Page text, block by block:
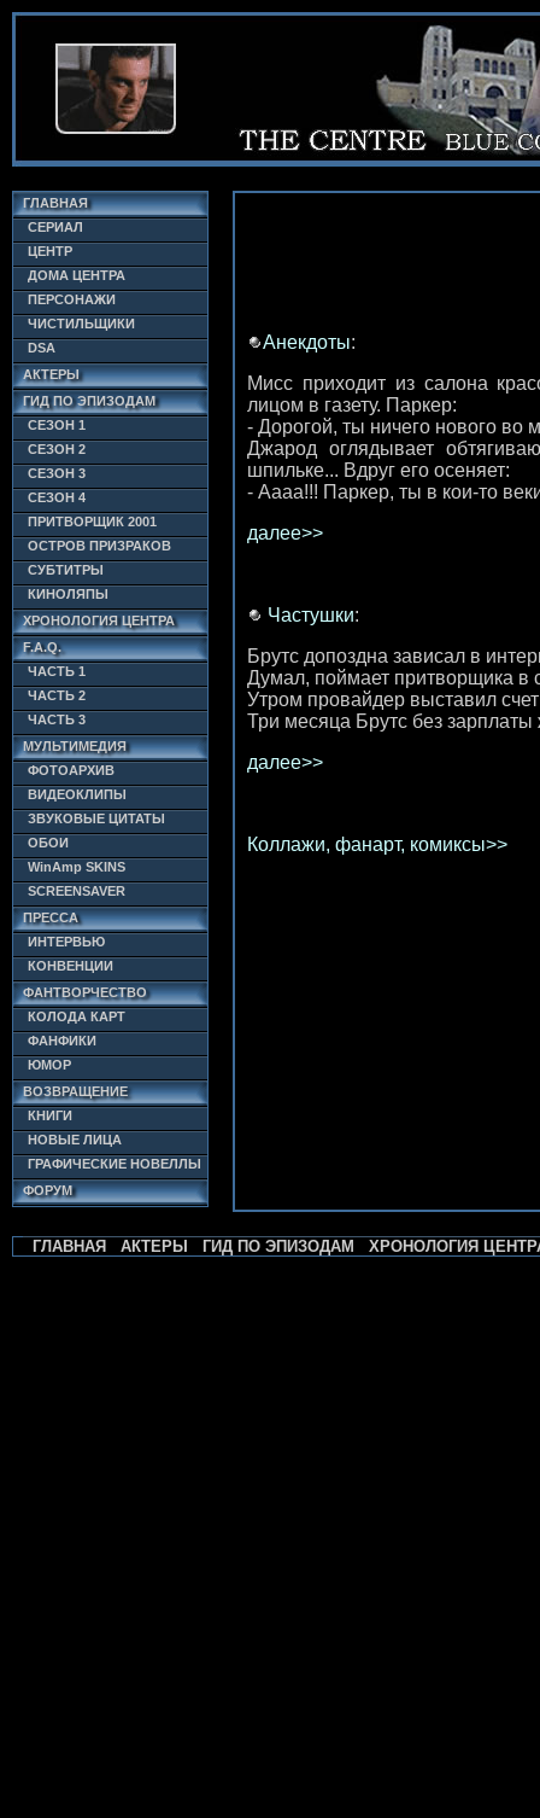
ГЛАВНАЯ
СЕРИАЛ
ЦЕНТР
ДОМА ЦЕНТРА
ПЕРСОНАЖИ
ЧИСТИЛЬЩИКИ
DSA
АКТЕРЫ
ГИД ПО ЭПИЗОДАМ
СЕЗОН 1
СЕЗОН 2
СЕЗОН 3
СЕЗОН 4
ПРИТВОРЩИК 2001
ОСТРОВ ПРИЗРАКОВ
СУБТИТРЫ
КИНОЛЯПЫ
ХРОНОЛОГИЯ ЦЕНТРА
F.A.Q.
ЧАСТЬ 1
ЧАСТЬ 2
ЧАСТЬ 3
МУЛЬТИМЕДИЯ
ФОТОАРХИВ
ВИДЕОКЛИПЫ
ЗВУКОВЫЕ ЦИТАТЫ
ОБОИ
WinAmp SKINS
SCREENSAVER
ПРЕССА
ИНТЕРВЬЮ
КОНВЕНЦИИ
ФАНТВОРЧЕСТВО
КОЛОДА КАРТ
ФАНФИКИ
ЮМОР
ВОЗВРАЩЕНИЕ
КНИГИ
НОВЫЕ ЛИЦА
ГРАФИЧЕСКИЕ НОВЕЛЛЫ
ФОРУМ
Анекдоты:
Мисс приходит из салона
лицом в газету. Паркер:
- Дорогой, ты ничего нового во
Джарод оглядывает
шпильке... Вдруг его осеняет:
- Аааа!!! Паркер, ты в кои-то
далее>>
Частушки:
Брутс допоздна зависал в
Думал, поймает притворщика в
Утром провайдер выставил
Три месяца Брутс без зарплаты
далее>>
Коллажи, фанарт, комиксы>>
ГЛАВНАЯ АКТЕРЫ ГИД ПО ЭПИЗОДАМ ХРОНОЛОГИЯ